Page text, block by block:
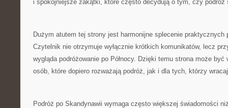
i spokojniejsze zakątki, które często decydują o tym, czy podróż
Dużym atutem tej strony jest harmonijne splecenie praktycznych
Czytelnik nie otrzymuje wyłącznie krótkich komunikatów, lecz
wygląda podróżowanie po Północy. Dzięki temu strona może być
osób, które dopiero rozważają podróż, jak i dla tych, którzy
Podróż po Skandynawii wymaga często większej świadomości